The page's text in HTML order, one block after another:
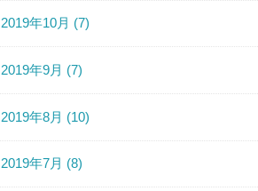
2019年10月 (7)
2019年9月 (7)
2019年8月 (10)
2019年7月 (8)